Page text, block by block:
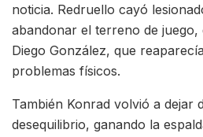
noticia. Redruello cayó
abandonar el terreno de
Diego González, que
problemas físicos.
También Konrad volvió a dejar
desequilibrio, ganando la